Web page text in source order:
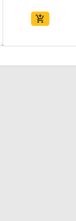
add_shopping_cart